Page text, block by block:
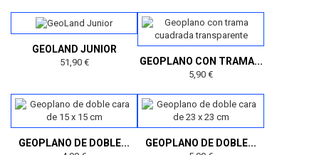
GEOLAND JUNIOR
51,90 € GEOPLANO CON TRAMA...
5,90 €
GEOPLANO DE DOBLE... GEOPLANO DE DOBLE...